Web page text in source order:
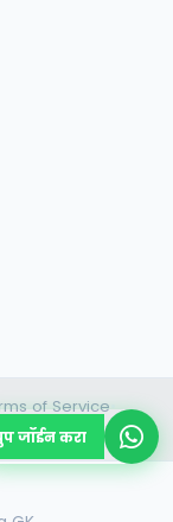
of Service•
जॉईन करा